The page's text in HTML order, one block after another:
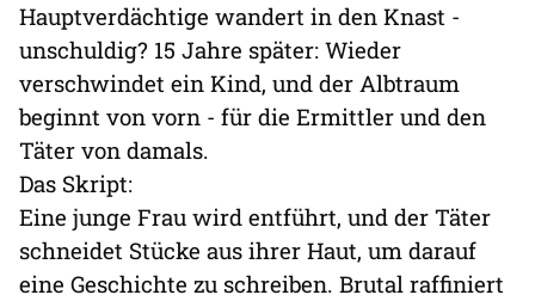
Hauptverdächtige wandert in den Knast -
unschuldig? 15 Jahre später: Wieder
verschwindet ein Kind, und der Albtraum
beginnt von vorn - für die Ermittler und den
Täter von damals.
Das Skript:
Eine junge Frau wird entführt, und der Täter
schneidet Stücke aus ihrer Haut, um darauf
eine Geschichte zu schreiben. Brutal raffiniert